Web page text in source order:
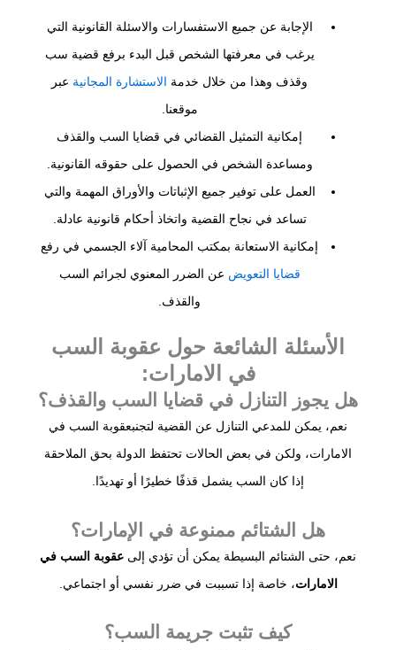
الإجابة عن جميع الاستفسارات والاسئلة القانونية التي
يرغب في معرفتها الشخص قبل البدء برفع قضية سب
وقذف وهذا من خلال خدمة الاستشارة المجانية عبر
موقعنا.
إمكانية التمثيل القضائي في قضايا السب والقذف
ومساعدة الشخص في الحصول على حقوقه القانونية.
العمل على توفير جميع الإثباتات والأوراق المهمة والتي
تساعد في نجاح القضية واتخاذ أحكام قانونية عادلة.
إمكانية الاستعانة بمكتب المحامية آلاء الجسمي في رفع
قضايا التعويض عن الضرر المعنوي لجرائم السب
والقذف.
الأسئلة الشائعة حول عقوبة السب
في الامارات:
هل يجوز التنازل في قضايا السب والقذف؟
نعم، يمكن للمدعي التنازل عن القضية لتجنبعقوبة السب في
الامارات، ولكن في بعض الحالات تحتفظ الدولة بحق الملاحقة
إذا كان السب يشمل قذفًا خطيرًا أو تهديدًا.
هل الشتائم ممنوعة في الإمارات؟
نعم، حتى الشتائم البسيطة يمكن أن تؤدي إلى عقوبة السب في
الامارات، خاصة إذا تسببت في ضرر نفسي أو اجتماعي.
كيف تثبت جريمة السب؟